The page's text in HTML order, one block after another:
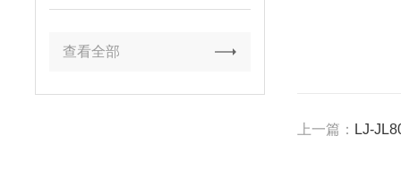
查看全部
上一篇： LJ-